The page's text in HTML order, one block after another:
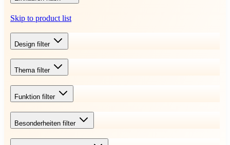
Skip to product list
Design filter
Thema filter
Funktion filter
Besonderheiten filter